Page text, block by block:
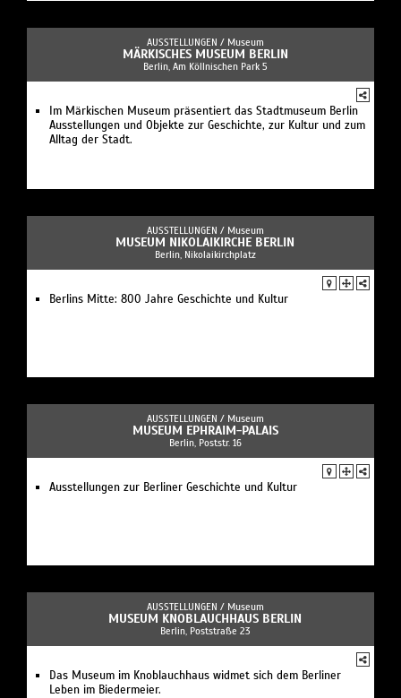
AUSSTELLUNGEN / Museum
MÄRKISCHES MUSEUM BERLIN
Berlin, Am Köllnischen Park 5
Im Märkischen Museum präsentiert das Stadtmuseum Berlin
Ausstellungen und Objekte zur Geschichte, zur Kultur und zum
Alltag der Stadt.
AUSSTELLUNGEN / Museum
MUSEUM NIKOLAIKIRCHE BERLIN
Berlin, Nikolaikirchplatz
Berlins Mitte: 800 Jahre Geschichte und Kultur
AUSSTELLUNGEN / Museum
MUSEUM EPHRAIM-PALAIS
Berlin, Poststr. 16
Ausstellungen zur Berliner Geschichte und Kultur
AUSSTELLUNGEN / Museum
MUSEUM KNOBLAUCHHAUS BERLIN
Berlin, Poststraße 23
Das Museum im Knoblauchhaus widmet sich dem Berliner
Leben im Biedermeier.